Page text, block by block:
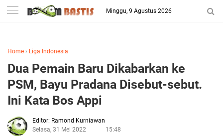
-->
Minggu, 9 Agustus 2026
Home › Liga Indonesia
Dua Pemain Baru Dikabarkan ke
PSM, Bayu Pradana Disebut-sebut.
Ini Kata Bos Appi
Editor: Ramond Kurniawan
Selasa, 31 Mei 2022
15:48